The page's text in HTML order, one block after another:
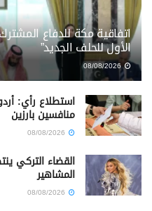
اتفاقية مكة للدفاع
الأول للحلف الجديد”
08/08/2026
استطلاع رأي:
منافسين بارزين
القضاء التركي
المشاهير